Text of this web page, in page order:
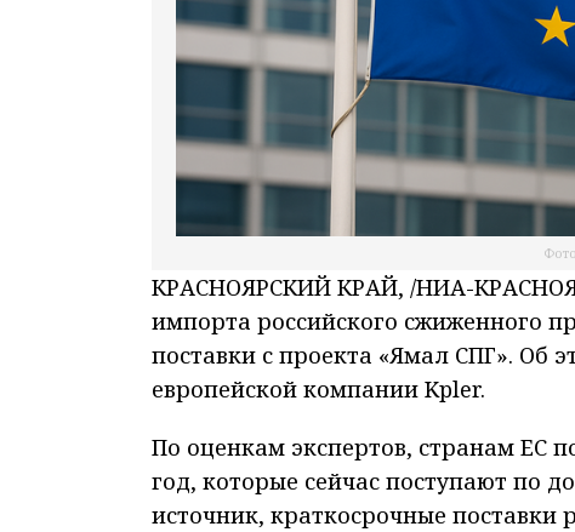
КРАСНОЯРСКИЙ КРАЙ, /НИА-
импорта российского сжиженного
поставки с проекта «Ямал СПГ». Об
европейской компании Kpler.
По оценкам экспертов, странам ЕС
год, которые сейчас поступают по
источник, краткосрочные поставки